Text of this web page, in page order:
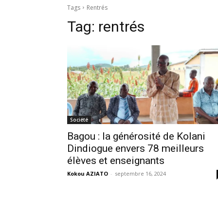
Tags Rentrés
Tag: rentrés
Société
Bagou : la générosité de Kolani
Dindiogue envers 78 meilleurs
élèves et enseignants
Kokou AZIATO - septembre 16, 2024